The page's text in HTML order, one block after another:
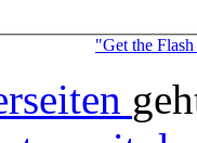
"Get the